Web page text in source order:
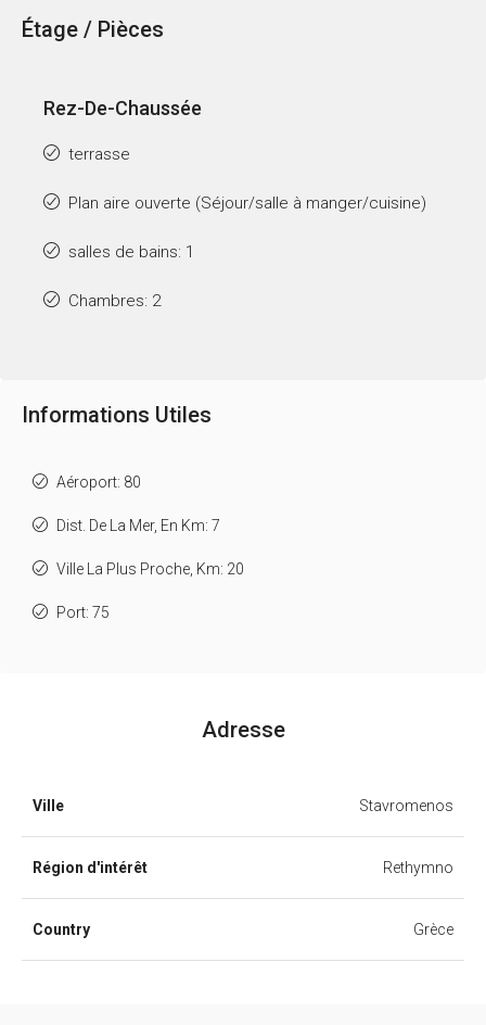
Étage / Pièces
Rez-De-Chaussée
terrasse
Plan aire ouverte (Séjour/salle à manger/cuisine)
salles de bains: 1
Chambres: 2
Informations Utiles
Aéroport: 80
Dist. De La Mer, En Km: 7
Ville La Plus Proche, Km: 20
Port: 75
Adresse
Ville Stavromenos
Région d'intérêt Rethymno
Country Grèce